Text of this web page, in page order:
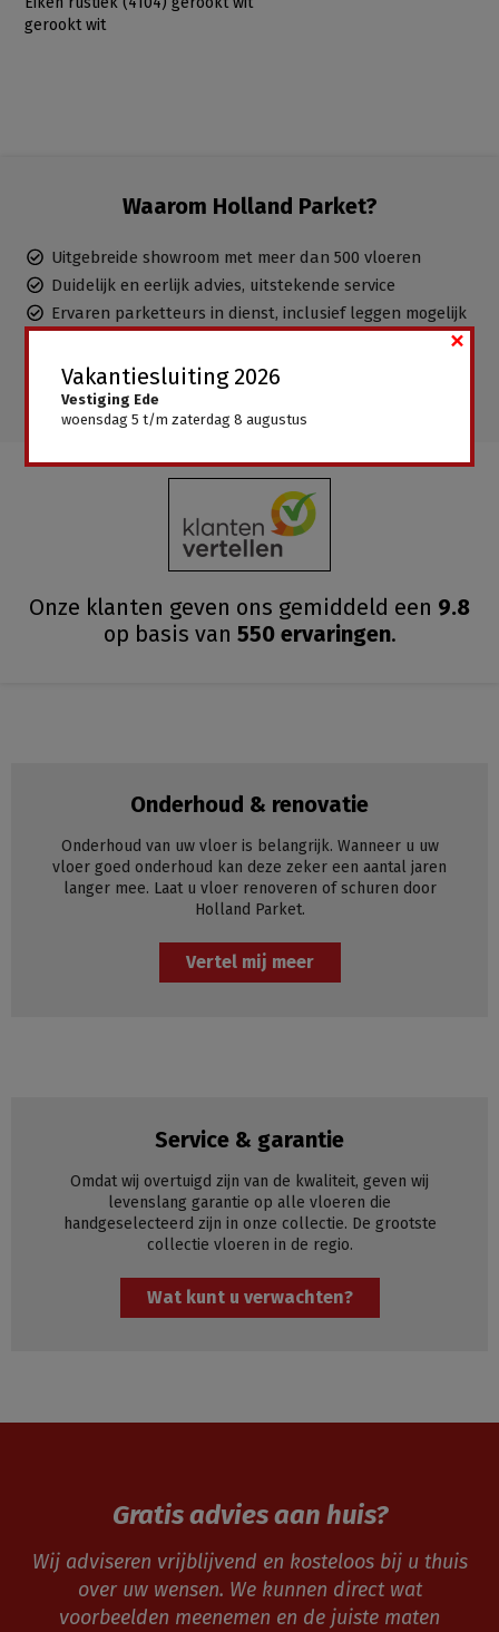
gerookt wit
Waarom Holland Parket?
Uitgebreide showroom met meer dan 500 vloeren
Duidelijk en eerlijk advies, uitstekende service
Ervaren parketteurs in dienst, inclusief leggen mogelijk
Alle vloeren direct leverbaar, geen wachttijden
Onze klanten geven ons gemiddeld een 9.8
op basis van 550ervaringen.
Onderhoud & renovatie
Onderhoud van uw vloer is belangrijk. Wanneer u uw
vloer goed onderhoud kan deze zeker een aantal jaren
langer mee. Laat u vloer renoveren of schuren door
Holland Parket.
Vertel mij meer
Service & garantie
Omdat wij overtuigd zijn van de kwaliteit, geven wij
levenslang garantie op alle vloeren die
handgeselecteerd zijn in onze collectie. De grootste
collectie vloeren in de regio.
Wat kunt u verwachten?
Gratis advies aan huis?
Wij adviseren vrijblijvend en kosteloos bij u thuis
over uw wensen. We kunnen direct wat
voorbeelden meenemen en de juiste maten
Vakantiesluiting 2026
Vestiging Ede
woensdag 5 t/m zaterdag 8 augustus
×